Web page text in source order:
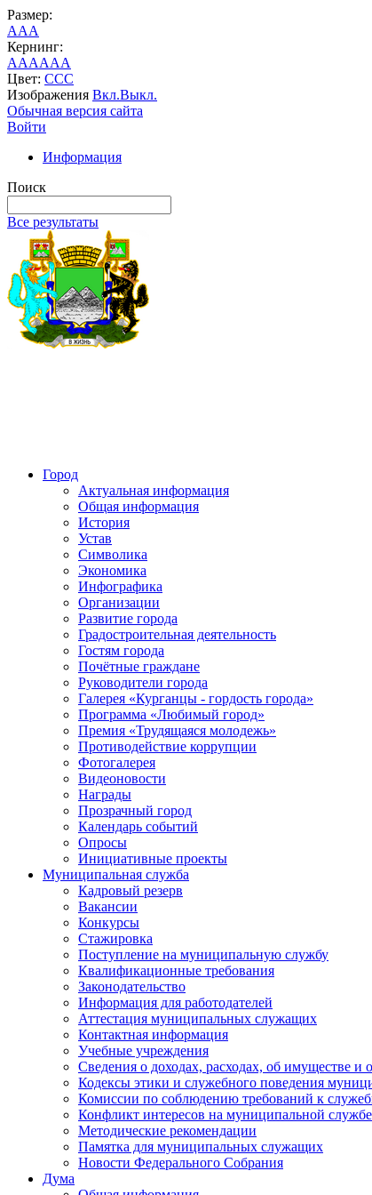
Размер:
AAA
Кернинг:
AAAAAA
Цвет: CCC
Изображения Вкл.Выкл.
Обычная версия сайта
Войти
Информация
Поиск
Все результаты
Город
Актуальная информация
Общая информация
История
Устав
Символика
Экономика
Инфографика
Организации
Развитие города
Градостроительная деятельность
Гостям города
Почётные граждане
Руководители города
Галерея «Курганцы - гордость города»
Программа «Любимый город»
Премия «Трудящаяся молодежь»
Противодействие коррупции
Фотогалерея
Видеоновости
Награды
Прозрачный город
Календарь событий
Опросы
Инициативные проекты
Муниципальная служба
Кадровый резерв
Вакансии
Конкурсы
Стажировка
Поступление на муниципальную службу
Квалификационные требования
Законодательство
Информация для работодателей
Аттестация муниципальных служащих
Контактная информация
Учебные учреждения
Сведения о доходах, расходах, об имуществе и
Кодексы этики и служебного поведения
Комиссии по соблюдению требований к
Конфликт интересов на муниципальной службе
Методические рекомендации
Памятка для муниципальных служащих
Новости Федерального Cобрания
Дума